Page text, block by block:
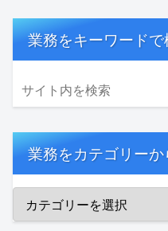
業務をキーワードで
業務をカテゴリー